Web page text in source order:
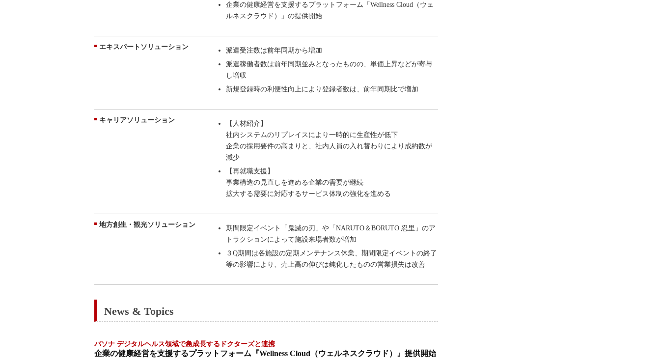
企業の健康経営を支援するプラットフォーム「Wellness Cloud（ウェ
ルネスクラウド）」の提供開始
エキスパートソリューション
派遣受注数は前年同期から増加
派遣稼働者数は前年同期並みとなったものの、単価上昇などが寄与
し増収
新規登録時の利便性向上により登録者数は、前年同期比で増加
キャリアソリューション
【人材紹介】
社内システムのリプレイスにより一時的に生産性が低下
企業の採用要件の高まりと、社内人員の入れ替わりにより成約数が
減少
【再就職支援】
事業構造の見直しを進める企業の需要が継続
拡大する需要に対応するサービス体制の強化を進める
地方創生・観光ソリューション
期間限定イベント「鬼滅の刃」や「NARUTO＆BORUTO 忍里」のア
トラクションによって施設来場者数が増加
３Q期間は各施設の定期メンテナンス休業、期間限定イベントの終了
等の影響により、売上高の伸びは鈍化したものの営業損失は改善
News & Topics
パソナ デジタルヘルス領域で急成長するドクターズと連携
企業の健康経営を支援するプラットフォーム『Wellness Cloud（ウェルネスクラウド）』提供開始